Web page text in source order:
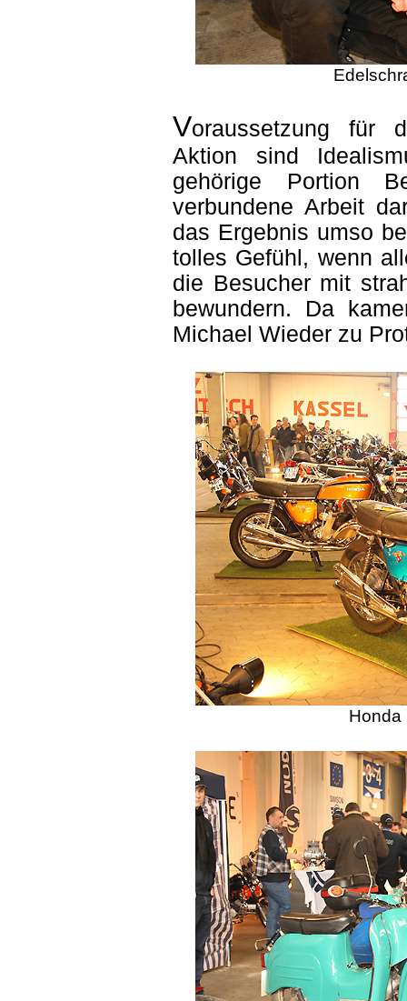
Voraussetzung für
Aktion sind
gehörige Portion
verbundene Arbeit
das Ergebnis umso
tolles Gefühl, wenn
die Besucher mit
bewundern. Da
Michael Wieder zu
Honda